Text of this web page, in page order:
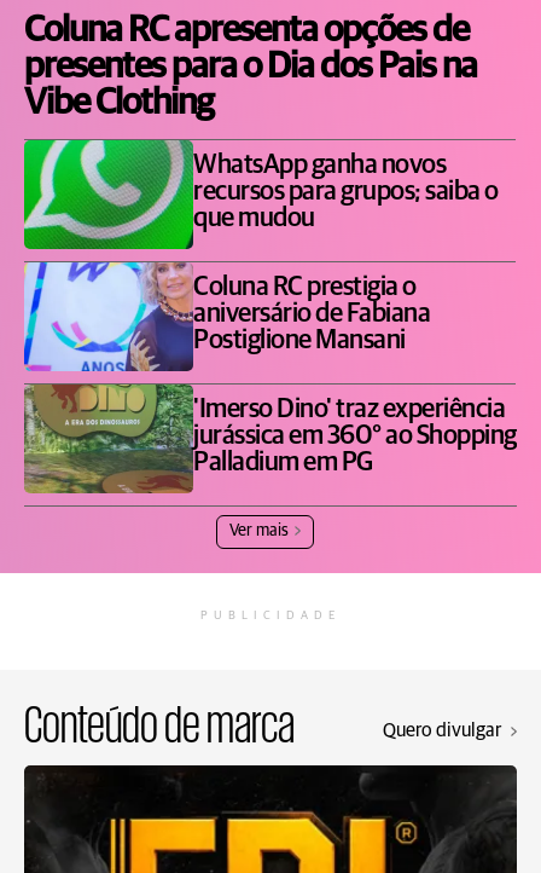
Coluna RC apresenta opções de
presentes para o Dia dos Pais na
Vibe Clothing
WhatsApp ganha novos
recursos para grupos; saiba o
que mudou
Coluna RC prestigia o
aniversário de Fabiana
Postiglione Mansani
'Imerso Dino' traz experiência
jurássica em 360° ao Shopping
Palladium em PG
Ver mais
PUBLICIDADE
Conteúdo de marca Quero divulgar